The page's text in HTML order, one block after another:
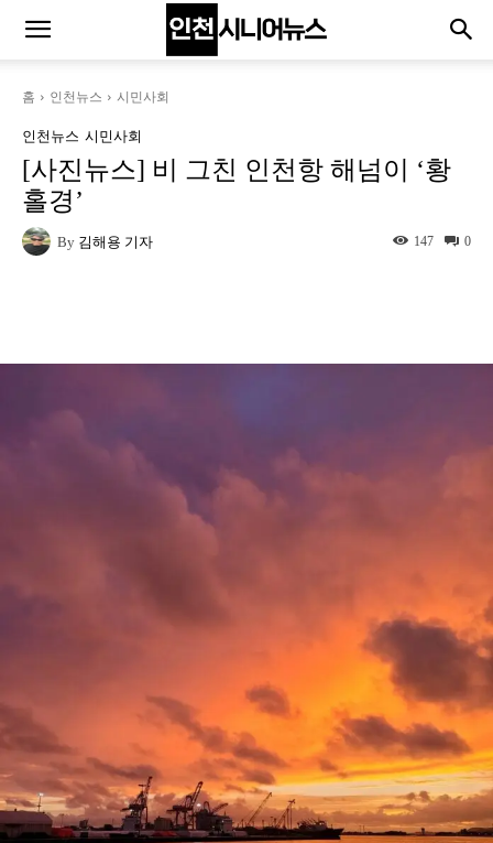
홈 인천뉴스 시민사회
인천뉴스 시민사회
[사진뉴스] 비 그친 인천항 해넘이 ‘황
홀경’
By 김해용 기자 0
147